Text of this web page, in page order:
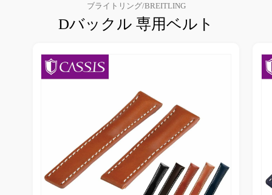
ブライトリング/BREITLING
Dバックル 専用ベルト